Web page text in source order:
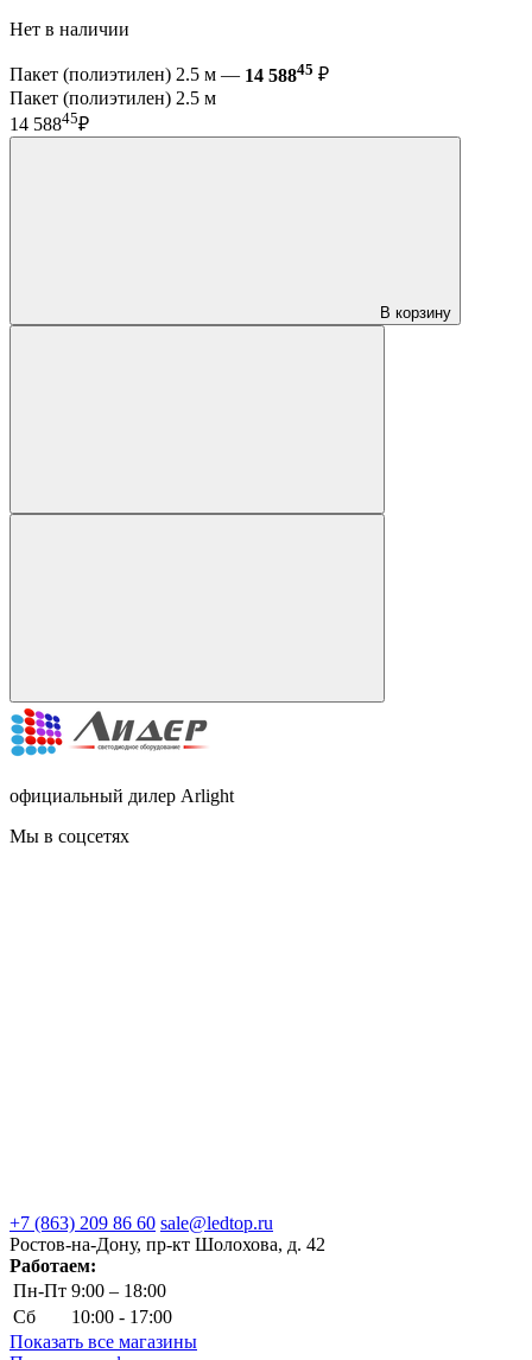
Нет в наличии
Пакет (полиэтилен) 2.5 м — 14 58845 ₽
Пакет (полиэтилен) 2.5 м
14 58845₽
В корзину
официальный дилер Arlight
Мы в соцсетях
+7 (863) 209 86 60 sale@ledtop.ru
Ростов-на-Дону, пр-кт Шолохова, д. 42
Работаем:
Пн-Пт 9:00 – 18:00
Сб
10:00 - 17:00
Показать все магазины